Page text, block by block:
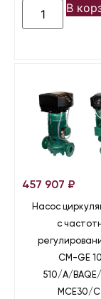
В
457 907 ₽
Насос
с
CM-GE
510/A/
MCE30/C